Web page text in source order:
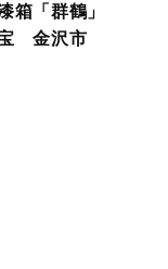
「群鶴」
金沢市